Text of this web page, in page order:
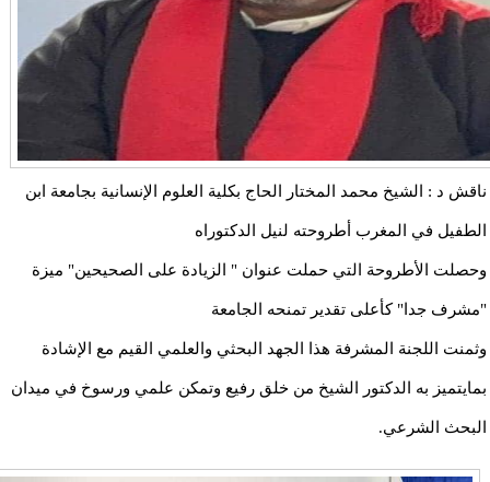
ناقش د : الشيخ محمد المختار الحاج بكلية العلوم الإنسانية بجامعة ابن
الطفيل في المغرب أطروحته لنيل الدكتوراه
وحصلت الأطروحة التي حملت عنوان " الزيادة على الصحيحين" ميزة
"مشرف جدا" كأعلى تقدير تمنحه الجامعة
وثمنت اللجنة المشرفة هذا الجهد البحثي والعلمي القيم مع الإشادة
بمايتميز به الدكتور الشيخ من خلق رفيع وتمكن علمي ورسوخ في ميدان
البحث الشرعي.